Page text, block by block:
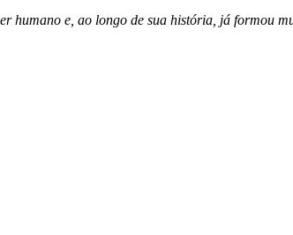
humano e, ao longo de sua história, já formou